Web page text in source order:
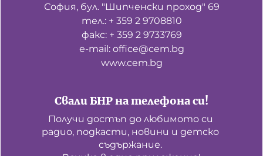
Свали БНР на телефона си!
Получи достъп до любимото си
радио, подкасти, новини и детско
съдържание.
София, бул. "Шипченски проход" 69
тел.: + 359 2 9708810
факс: + 359 2 9733769
е-mail: office@cem.bg
www.cem.bg